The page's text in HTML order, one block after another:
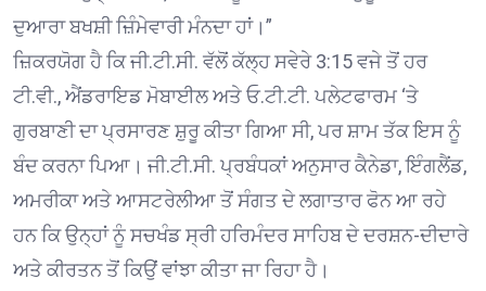
ਦੁਆਰਾ ਬਖਸ਼ੀ ਜ਼ਿੰਮੇਵਾਰੀ ਮੰਨਦਾ ਹਾਂ।”
ਜ਼ਿਕਰਯੋਗ ਹੈ ਕਿ ਜੀ.ਟੀ.ਸੀ. ਵੱਲੋਂ ਕੱਲ੍ਹ ਸਵੇਰੇ 3:15 ਵਜੇ ਤੋਂ ਹਰ
ਟੀ.ਵੀ., ਐਂਡਰਾਇਡ ਮੋਬਾਈਲ ਅਤੇ ਓ.ਟੀ.ਟੀ. ਪਲੇਟਫਾਰਮ ‘ਤੇ
ਗੁਰਬਾਣੀ ਦਾ ਪ੍ਰਸਾਰਣ ਸ਼ੁਰੂ ਕੀਤਾ ਗਿਆ ਸੀ, ਪਰ ਸ਼ਾਮ ਤੱਕ ਇਸ ਨੂੰ
ਬੰਦ ਕਰਨਾ ਪਿਆ। ਜੀ.ਟੀ.ਸੀ. ਪ੍ਰਬੰਧਕਾਂ ਅਨੁਸਾਰ ਕੈਨੇਡਾ, ਇੰਗਲੈਂਡ,
ਅਮਰੀਕਾ ਅਤੇ ਆਸਟਰੇਲੀਆ ਤੋਂ ਸੰਗਤ ਦੇ ਲਗਾਤਾਰ ਫੋਨ ਆ ਰਹੇ
ਹਨ ਕਿ ਉਨ੍ਹਾਂ ਨੂੰ ਸਚਖੰਡ ਸ੍ਰੀ ਹਰਿਮੰਦਰ ਸਾਹਿਬ ਦੇ ਦਰਸ਼ਨ-ਦੀਦਾਰੇ
ਅਤੇ ਕੀਰਤਨ ਤੋਂ ਕਿਉਂ ਵਾਂਝਾ ਕੀਤਾ ਜਾ ਰਿਹਾ ਹੈ।